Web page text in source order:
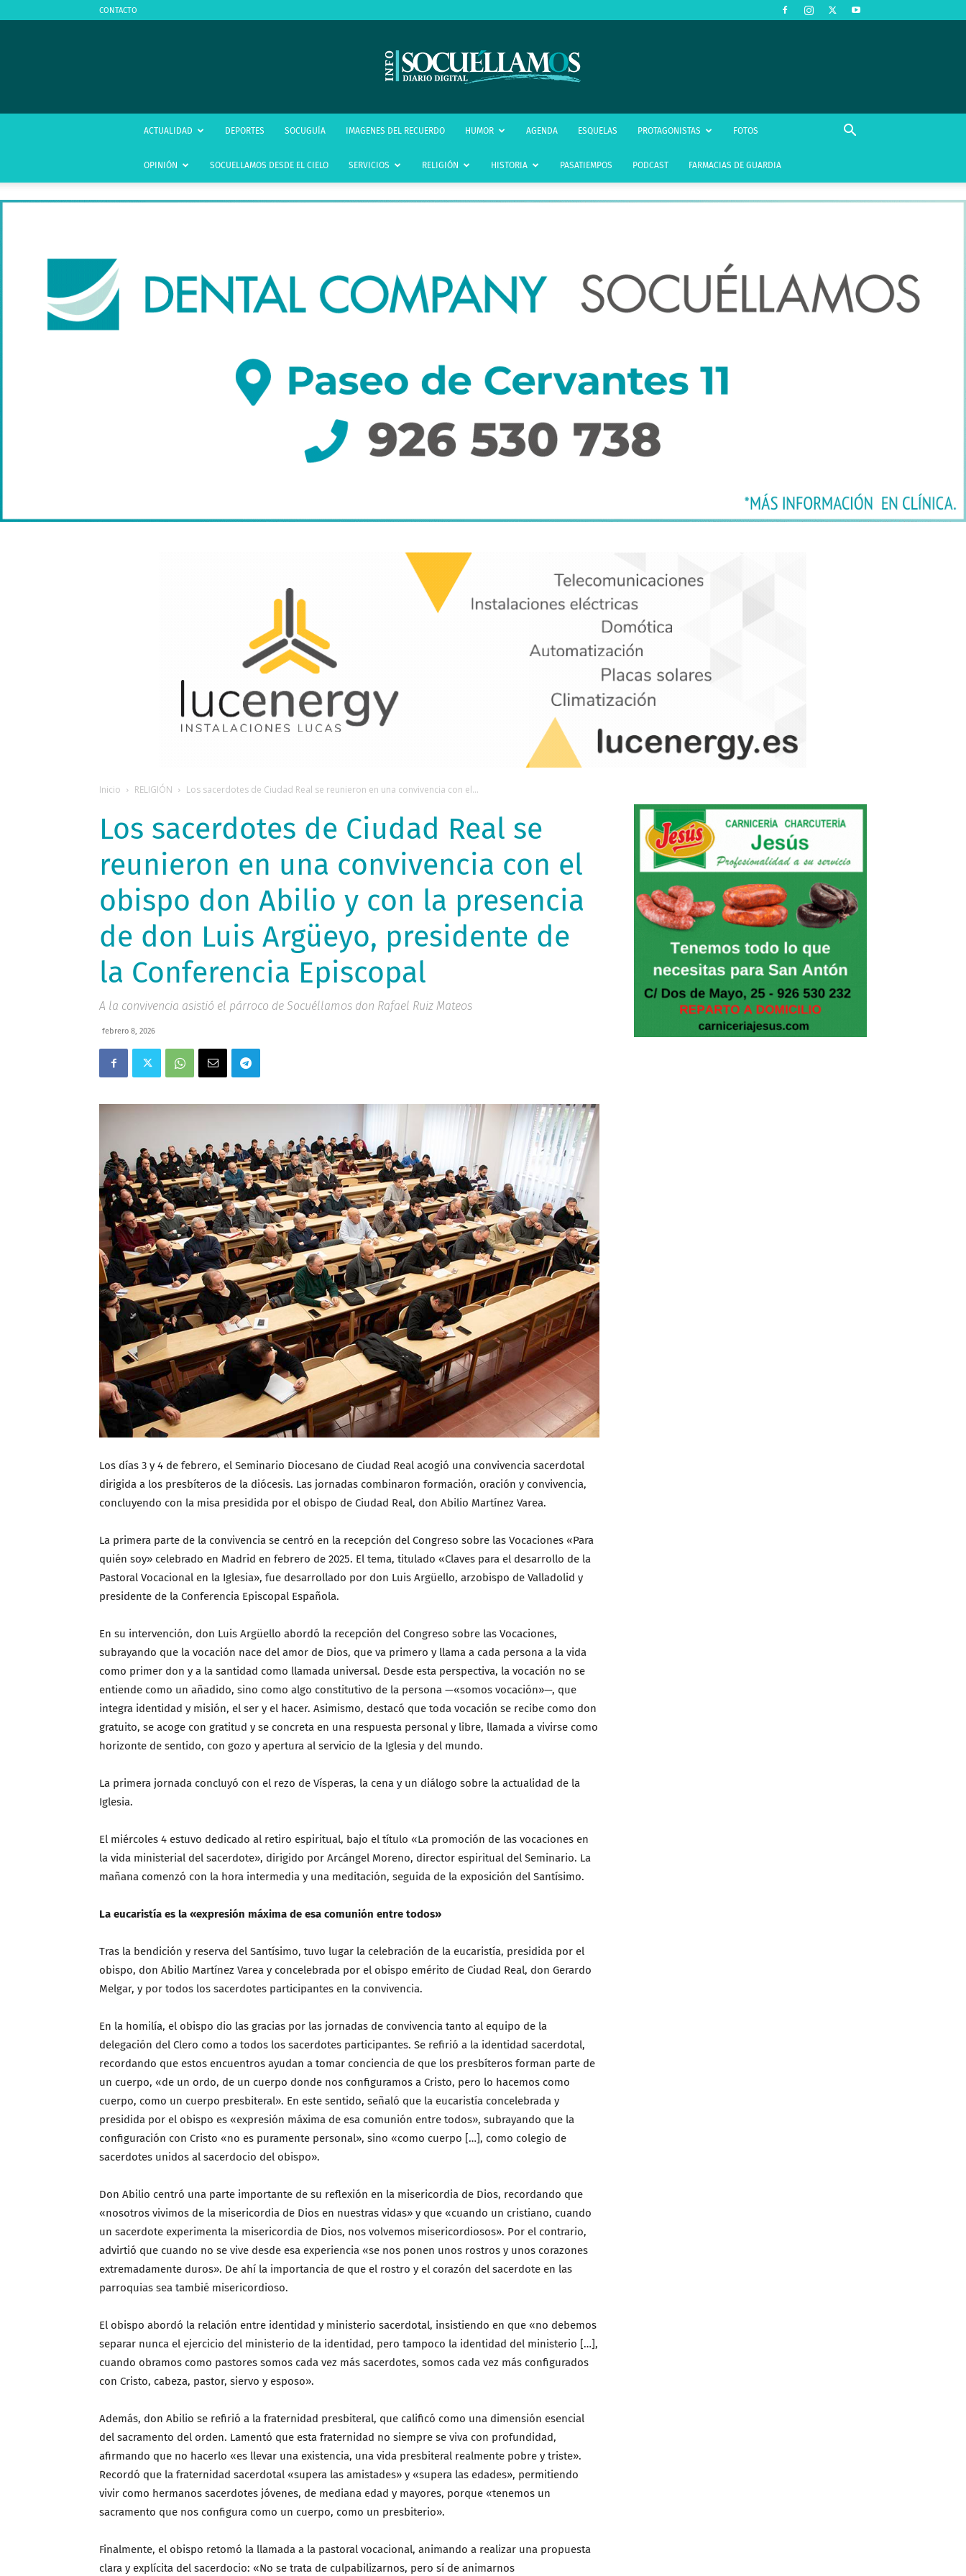
CONTACTO
infoSocuéllamos
ACTUALIDAD DEPORTES SOCUGUÍA IMAGENES DEL RECUERDO HUMOR AGENDA ESQUELAS PROTAGONISTAS FOTOS
OPINIÓN SOCUELLAMOS DESDE EL CIELO SERVICIOS RELIGIÓN HISTORIA PASATIEMPOS PODCAST FARMACIAS DE GUARDIA
Inicio RELIGIÓN Los sacerdotes de Ciudad Real se reunieron en una convivencia con el...
Los sacerdotes de Ciudad Real se
reunieron en una convivencia con el
obispo don Abilio y con la presencia
de don Luis Argüeyo, presidente de
la Conferencia Episcopal
A la convivencia asistió el párroco de Socuéllamos don Rafael Ruiz Mateos
febrero 8, 2026
Los días 3 y 4 de febrero, el Seminario Diocesano de Ciudad Real acogió una convivencia sacerdotal
dirigida a los presbíteros de la diócesis. Las jornadas combinaron formación, oración y convivencia,
concluyendo con la misa presidida por el obispo de Ciudad Real, don Abilio Martínez Varea.
La primera parte de la convivencia se centró en la recepción del Congreso sobre las Vocaciones «Para
quién soy» celebrado en Madrid en febrero de 2025. El tema, titulado «Claves para el desarrollo de la
Pastoral Vocacional en la Iglesia», fue desarrollado por don Luis Argüello, arzobispo de Valladolid y
presidente de la Conferencia Episcopal Española.
En su intervención, don Luis Argüello abordó la recepción del Congreso sobre las Vocaciones,
subrayando que la vocación nace del amor de Dios, que va primero y llama a cada persona a la vida
como primer don y a la santidad como llamada universal. Desde esta perspectiva, la vocación no se
entiende como un añadido, sino como algo constitutivo de la persona —«somos vocación»—, que
integra identidad y misión, el ser y el hacer. Asimismo, destacó que toda vocación se recibe como don
gratuito, se acoge con gratitud y se concreta en una respuesta personal y libre, llamada a vivirse como
horizonte de sentido, con gozo y apertura al servicio de la Iglesia y del mundo.
La primera jornada concluyó con el rezo de Vísperas, la cena y un diálogo sobre la actualidad de la
Iglesia.
El miércoles 4 estuvo dedicado al retiro espiritual, bajo el título «La promoción de las vocaciones en
la vida ministerial del sacerdote», dirigido por Arcángel Moreno, director espiritual del Seminario. La
mañana comenzó con la hora intermedia y una meditación, seguida de la exposición del Santísimo.
La eucaristía es la «expresión máxima de esa comunión entre todos»
Tras la bendición y reserva del Santísimo, tuvo lugar la celebración de la eucaristía, presidida por el
obispo, don Abilio Martínez Varea y concelebrada por el obispo emérito de Ciudad Real, don Gerardo
Melgar, y por todos los sacerdotes participantes en la convivencia.
En la homilía, el obispo dio las gracias por las jornadas de convivencia tanto al equipo de la
delegación del Clero como a todos los sacerdotes participantes. Se refirió a la identidad sacerdotal,
recordando que estos encuentros ayudan a tomar conciencia de que los presbíteros forman parte de
un cuerpo, «de un ordo, de un cuerpo donde nos configuramos a Cristo, pero lo hacemos como
cuerpo, como un cuerpo presbiteral». En este sentido, señaló que la eucaristía concelebrada y
presidida por el obispo es «expresión máxima de esa comunión entre todos», subrayando que la
configuración con Cristo «no es puramente personal», sino «como cuerpo […], como colegio de
sacerdotes unidos al sacerdocio del obispo».
Don Abilio centró una parte importante de su reflexión en la misericordia de Dios, recordando que
«nosotros vivimos de la misericordia de Dios en nuestras vidas» y que «cuando un cristiano, cuando
un sacerdote experimenta la misericordia de Dios, nos volvemos misericordiosos». Por el contrario,
advirtió que cuando no se vive desde esa experiencia «se nos ponen unos rostros y unos corazones
extremadamente duros». De ahí la importancia de que el rostro y el corazón del sacerdote en las
parroquias sea tambié misericordioso.
El obispo abordó la relación entre identidad y ministerio sacerdotal, insistiendo en que «no debemos
separar nunca el ejercicio del ministerio de la identidad, pero tampoco la identidad del ministerio […],
cuando obramos como pastores somos cada vez más sacerdotes, somos cada vez más configurados
con Cristo, cabeza, pastor, siervo y esposo».
Además, don Abilio se refirió a la fraternidad presbiteral, que calificó como una dimensión esencial
del sacramento del orden. Lamentó que esta fraternidad no siempre se viva con profundidad,
afirmando que no hacerlo «es llevar una existencia, una vida presbiteral realmente pobre y triste».
Recordó que la fraternidad sacerdotal «supera las amistades» y «supera las edades», permitiendo
vivir como hermanos sacerdotes jóvenes, de mediana edad y mayores, porque «tenemos un
sacramento que nos configura como un cuerpo, como un presbiterio».
Finalmente, el obispo retomó la llamada a la pastoral vocacional, animando a realizar una propuesta
clara y explícita del sacerdocio: «No se trata de culpabilizarnos, pero sí de animarnos